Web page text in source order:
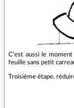
C'est aussi le
feuille sans petit
Troisième étape,